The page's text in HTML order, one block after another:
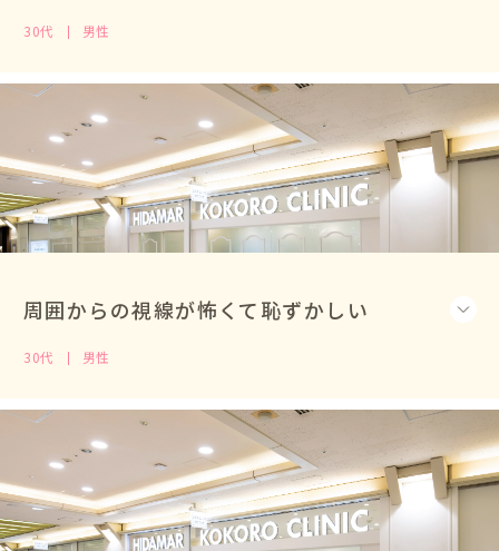
30代 男性
周囲からの視線が怖くて恥ずかしい
30代 男性